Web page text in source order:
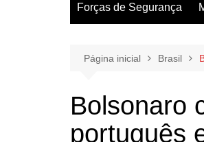
Forças de Segurança
Página inicial Brasil
Bolsonaro
português